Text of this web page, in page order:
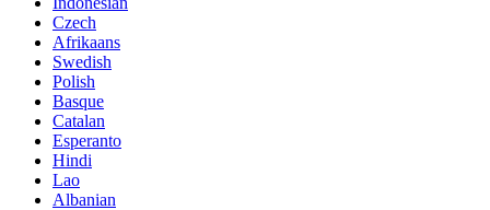
Czech
Afrikaans
Swedish
Polish
Basque
Catalan
Esperanto
Hindi
Lao
Albanian